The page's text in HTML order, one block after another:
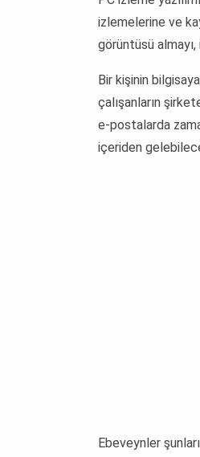
izlemelerine ve
görüntüsü
Bir kişinin
çalışanların
e-postalarda
içeriden
Ebeveynler